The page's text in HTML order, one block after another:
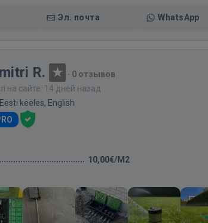
Эл. почта WhatsApp
R. · 0 отзывов
на сайте: 14 дней назад
Eesti keeles, English
10,00€/M2